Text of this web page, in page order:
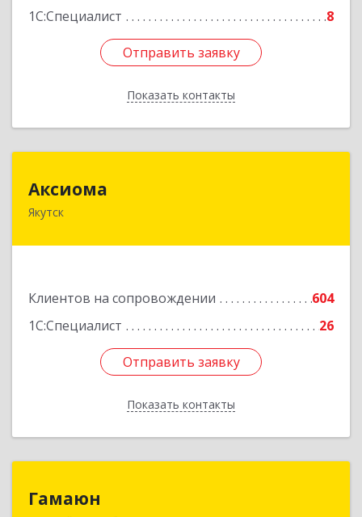
1С:Специалист
8
Отправить заявку
Показать контакты
Отправить заявку
Назад
Аксиома
Якутск
Клиентов на сопровождении
604
1С:Специалист
26
Отправить заявку
Показать контакты
677000, Саха /Якутия/ Респ, Якутск г, Чиряева
Отправить заявку
Назад
Гамаюн